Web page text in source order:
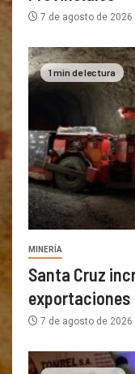
7 de agosto de 2026
1 min de lectura
MINERÍA
Santa Cruz
exportaciones
7 de agosto de 2026